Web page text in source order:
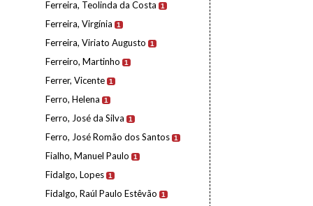
Ferreira, Teolinda da Costa 1
Ferreira, Virgínia 1
Ferreira, Viriato Augusto 1
Ferreiro, Martinho 1
Ferrer, Vicente 1
Ferro, Helena 1
Ferro, José da Silva 1
Ferro, José Romão dos Santos 1
Fialho, Manuel Paulo 1
Fidalgo, Lopes 1
Fidalgo, Raúl Paulo Estêvão 1